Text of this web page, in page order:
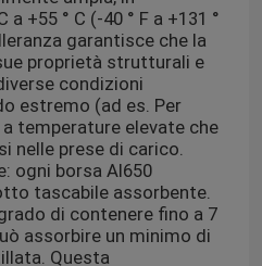
+55 ° C (-40 ° F a +131 °
garantisce che la
proprietà strutturali e
condizioni
estremo (ad es. Per
temperature elevate che
nelle prese di carico.
ogni borsa AI650
tascabile assorbente.
di contenere fino a 7
assorbire un minimo di
Questa